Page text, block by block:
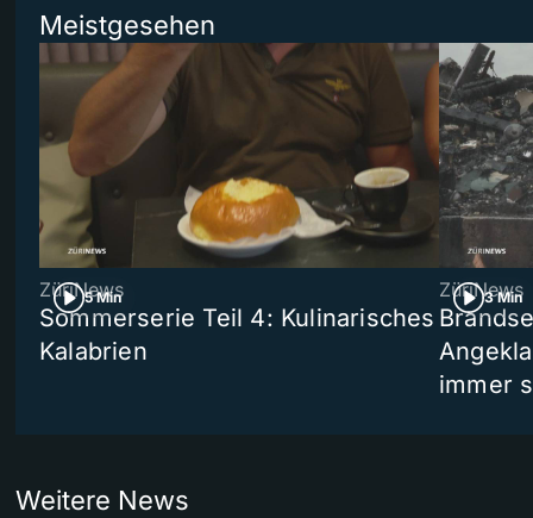
Meistgesehen
5 Min
ZüriNews
Sommerserie Teil 4: Kulinarisches
Kalabrien
3 Min
ZüriNews
immer
Weitere News